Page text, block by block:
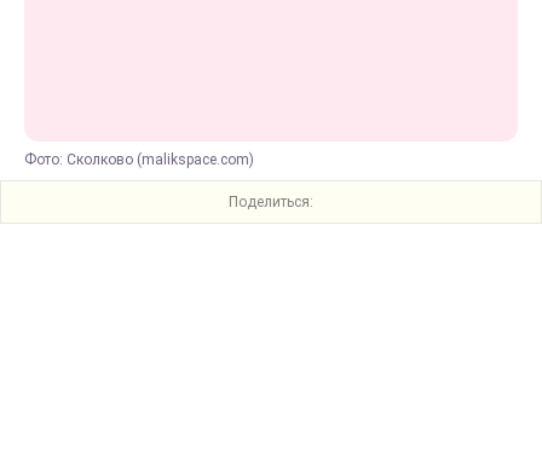
Фото: Сколково (malikspace.com)
Поделиться: